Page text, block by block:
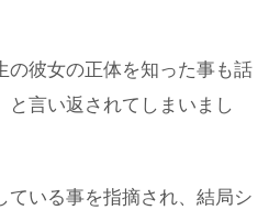
の彼女の正体を知った事も話
と言い返されてしまいまし
ている事を指摘され、結局シ